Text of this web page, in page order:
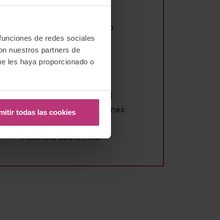
de redes sociales
nuestros partners de
les haya proporcionado o
todas las cookies
Profesionales del parto
Psicologia
Puerperio
Redes
Tablón de investigaciones
Testimonios
Violencia obstétrica